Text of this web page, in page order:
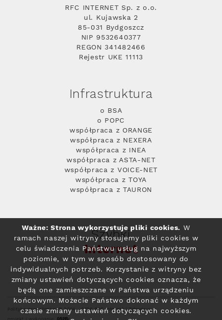
RFC INTERNET Sp. z o.o.
ul. Kujawska 2
85-031 Bydgoszcz
NIP 9532640377
REGON 341482466
Rejestr UKE 11113
Infrastruktura
o BSA
o POPC
współpraca z ORANGE
współpraca z NEXERA
współpraca z INEA
współpraca z ASTA-NET
współpraca z VOICE-NET
współpraca z TOYA
współpraca z TAURON
Szybki
Internet
Polityka prywatności© 2004 - 2026 RFC Internet i Telewizja
Ważne: Strona wykorzystuje pliki cookies. W
ramach naszej witryny stosujemy pliki cookies w
celu świadczenia Państwu usług na najwyższym
poziomie, w tym w sposób dostosowany do
indywidualnych potrzeb. Korzystanie z witryny bez
zmiany ustawień dotyczących cookies oznacza, że
będą one zamieszczane w Państwa urządzeniu
końcowym. Możecie Państwo dokonać w każdym
czasie zmiany ustawień dotyczących cookies.